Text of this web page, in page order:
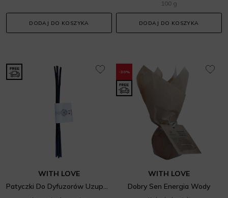
DODAJ DO KOSZYKA
100 g
DODAJ DO KOSZYKA
WITH LOVE
Patyczki Do Dyfuzorów Uzupełniające
-30%
WITH LOVE
Dobry Sen Energia Wody